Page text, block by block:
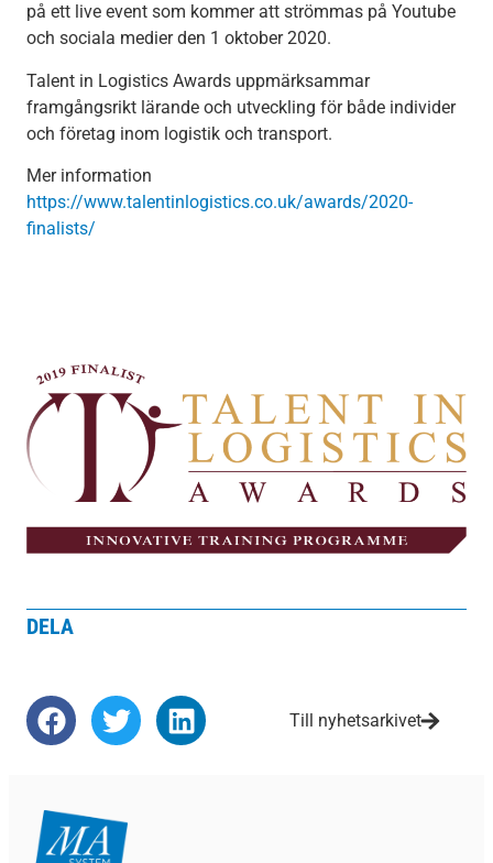
på ett live event som kommer att strömmas på Youtube
och sociala medier den 1 oktober 2020.
Talent in Logistics Awards uppmärksammar
framgångsrikt lärande och utveckling för både individer
och företag inom logistik och transport.
Mer information
https://www.talentinlogistics.co.uk/awards/2020-
finalists/
DELA
Till nyhetsarkivet